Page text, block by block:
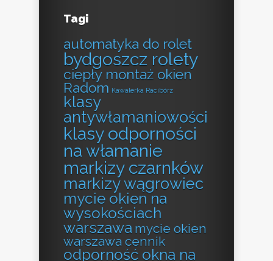
Tagi
automatyka do rolet
bydgoszcz rolety
ciepły montaż okien
Radom Kawalerka Racibórz
klasy
antywłamaniowości
klasy odporności
na włamanie
markizy czarnków
markizy wągrowiec
mycie okien na
wysokościach
warszawa mycie okien
warszawa cennik
odporność okna na